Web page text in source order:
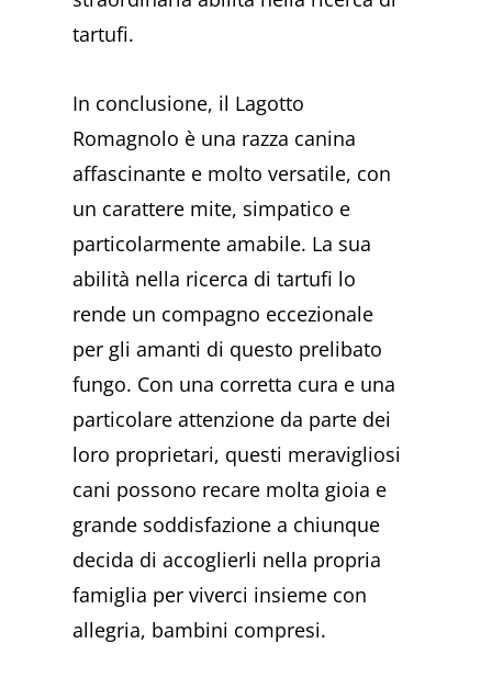
tartufi.
In conclusione, il Lagotto
Romagnolo è una razza canina
affascinante e molto versatile, con
un carattere mite, simpatico e
particolarmente amabile. La sua
abilità nella ricerca di tartufi lo
rende un compagno eccezionale
per gli amanti di questo prelibato
fungo. Con una corretta cura e una
particolare attenzione da parte dei
loro proprietari, questi meravigliosi
cani possono recare molta gioia e
grande soddisfazione a chiunque
decida di accoglierli nella propria
famiglia per viverci insieme con
allegria, bambini compresi.